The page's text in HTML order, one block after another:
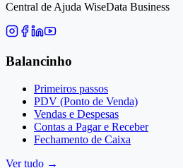
Central de Ajuda WiseData Business
Balancinho
Primeiros passos
PDV (Ponto de Venda)
Vendas e Despesas
Contas a Pagar e Receber
Fechamento de Caixa
Ver tudo →